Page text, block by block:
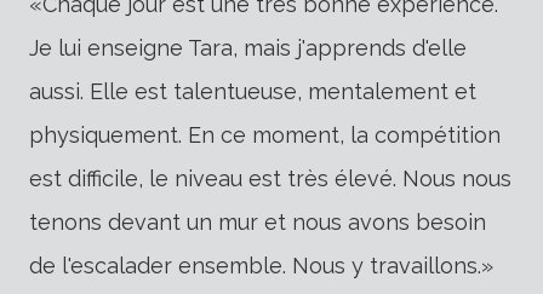
Je lui enseigne Tara, mais j'apprends d'elle
aussi. Elle est talentueuse, mentalement et
physiquement. En ce moment, la compétition
est difficile, le niveau est très élevé. Nous nous
tenons devant un mur et nous avons besoin
de l'escalader ensemble. Nous y travaillons.»